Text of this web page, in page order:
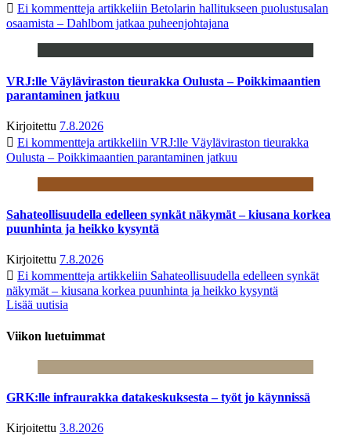
Ei kommentteja artikkeliin Betolarin hallitukseen puolustusalan
osaamista – Dahlbom jatkaa puheenjohtajana
VRJ:lle Väyläviraston tieurakka Oulusta – Poikkimaantien
parantaminen jatkuu
Kirjoitettu 7.8.2026
Ei kommentteja artikkeliin VRJ:lle Väyläviraston tieurakka
Oulusta – Poikkimaantien parantaminen jatkuu
Sahateollisuudella edelleen synkät näkymät – kiusana korkea
puunhinta ja heikko kysyntä
Kirjoitettu 7.8.2026
Ei kommentteja artikkeliin Sahateollisuudella edelleen synkät
näkymät – kiusana korkea puunhinta ja heikko kysyntä
Lisää uutisia
Viikon luetuimmat
GRK:lle infraurakka datakeskuksesta – työt jo käynnissä
Kirjoitettu 3.8.2026